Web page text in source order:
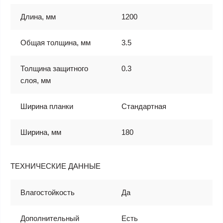
Длина, мм 1200
Общая толщина, мм 3.5
Толщина защитного
слоя, мм
0.3
Ширина планки Стандартная
Ширина, мм 180
ТЕХНИЧЕСКИЕ ДАННЫЕ
Влагостойкость Да
Дополнительный
Есть